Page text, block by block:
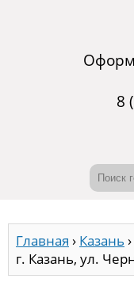
8
Главная › Казань ›
г. Казань, ул.